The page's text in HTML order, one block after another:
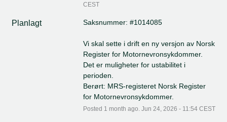
CEST
Planlagt Saksnummer: #1014085
Vi skal sette i drift en ny versjon av Norsk
Register for Motornevronsykdommer.
Det er muligheter for ustabilitet i
perioden.
Berørt: MRS-registeret Norsk Register
for Motornevronsykdommer.
Posted 1 month ago. Jun 24, 2026 - 11:54CEST